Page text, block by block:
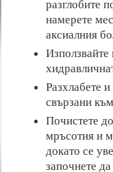
разглобите
намерете
аксиалния
Използвайте
Разхлабете
свързани
Почистете
мръсотия и
докато се
започнете да